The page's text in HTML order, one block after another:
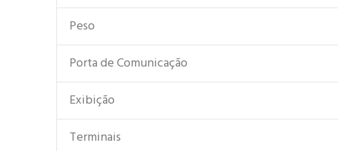
Peso
Porta de Comunicação
Exibição
Terminais